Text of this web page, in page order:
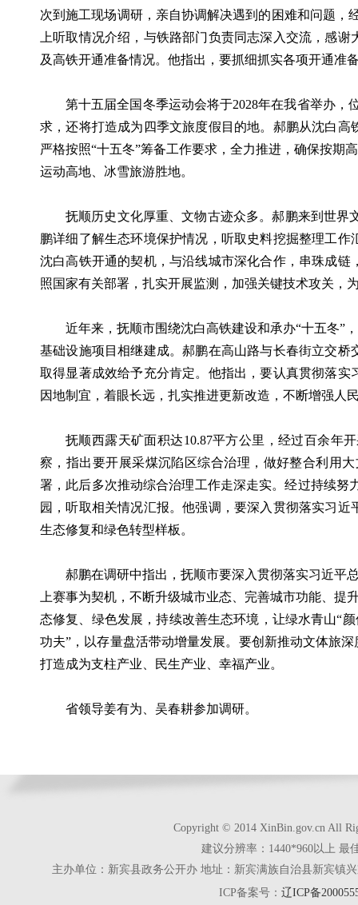
次到施工现场调研，亲自协调解决遇到的困难和问题
上听取情况介绍，与铁路部门负责同志深入交流，感
及高铁开通准备情况。他指出，要抓细抓实各项开通准
第十五届全国冬季运动会将于2028年在我省举办
求，还将打造成为四季文旅度假目的地。郝鹏从沈白
严格按照“十五冬”筹备工作要求，全力推进，确保按期
运动高地、冰雪旅游胜地。
抚顺历史文化厚重、文物古迹众多。郝鹏来到世
鹏详细了解生态环境保护情况，听取史料挖掘整理工
沈白高铁开通的契机，与沿线城市深化合作，串珠成
照国家有关部署，扎实开展监测，加强关键技术攻关，
近年来，抚顺市围绕沈白高铁建设和承办“十五冬”
基础设施项目相继建成。郝鹏在高山路与长春街立交
取得显著成效给予充分肯定。他指出，要认真贯彻落
因地制宜，着眼长远，扎实推进更新改造，不断增强人
抚顺西露天矿面积达10.87平方公里，经过百余年
察，指出要开展采煤沉陷区综合治理，做好整合利用
署，此后多次推动综合治理工作走深走实。经过持续努
园，听取相关情况汇报。他强调，要深入贯彻落实习
生态修复和绿色转型样板。
郝鹏在调研中指出，抚顺市要深入贯彻落实习近平
上赛事为契机，不断升级城市业态、完善城市功能、
态修复、绿色发展，持续改善生态环境，让绿水青山“
功夫”，以存量盘活带动增量发展。要创新推动文体旅
打造成为支柱产业、民生产业、幸福产业。
省领导姜有为、吴春耕参加调研。
Copyright © 2014 XinBin.gov.cn All
建议分辨率：1440*960以上 最
主办单位：新宾县政务公开办 地址：新宾满族自治县新宾镇
ICP备案号： 辽ICP备